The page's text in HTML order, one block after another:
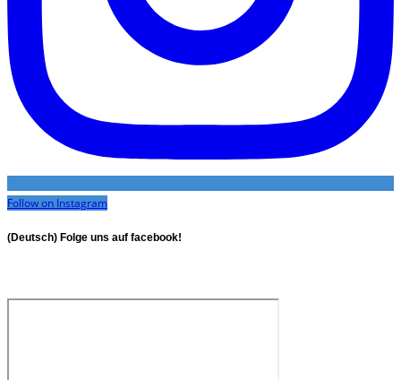
Follow on Instagram
(Deutsch) Folge uns auf facebook!